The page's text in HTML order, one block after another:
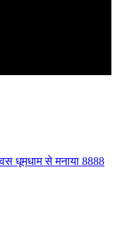
धूमधाम से मनाया 8888